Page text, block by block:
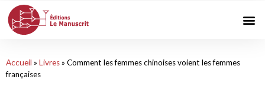
Accueil » Livres» Comment les femmes chinoises voient les femmes
françaises